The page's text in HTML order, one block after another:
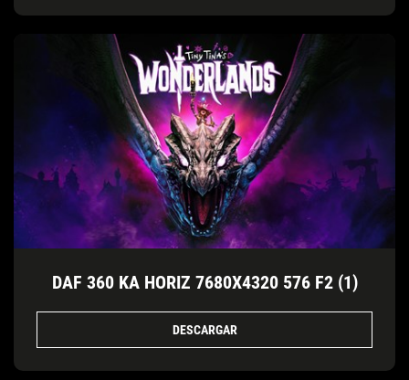
DAF 360 KA HORIZ 7680X4320 576 F2 (1)
DESCARGAR